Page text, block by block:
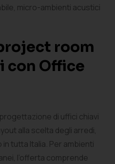
micro-ambienti acustici
room
con Office
di uffici chiavi
alla scelta degli arredi,
tutta Italia. Per ambienti
l’offerta comprende